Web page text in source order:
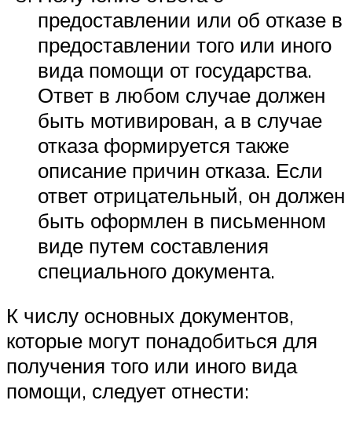
предоставлении или об отказе в
предоставлении того или иного
вида помощи от государства.
Ответ в любом случае должен
быть мотивирован, а в случае
отказа формируется также
описание причин отказа. Если
ответ отрицательный, он должен
быть оформлен в письменном
виде путем составления
специального документа.
К числу основных документов,
которые могут понадобиться для
получения того или иного вида
помощи, следует отнести: